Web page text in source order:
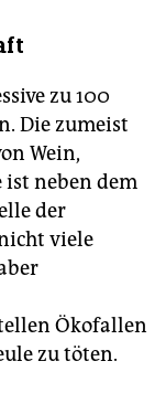
zu 100
Die zumeist
Wein,
ist neben dem
der
viele
Ökofallen
zu töten.